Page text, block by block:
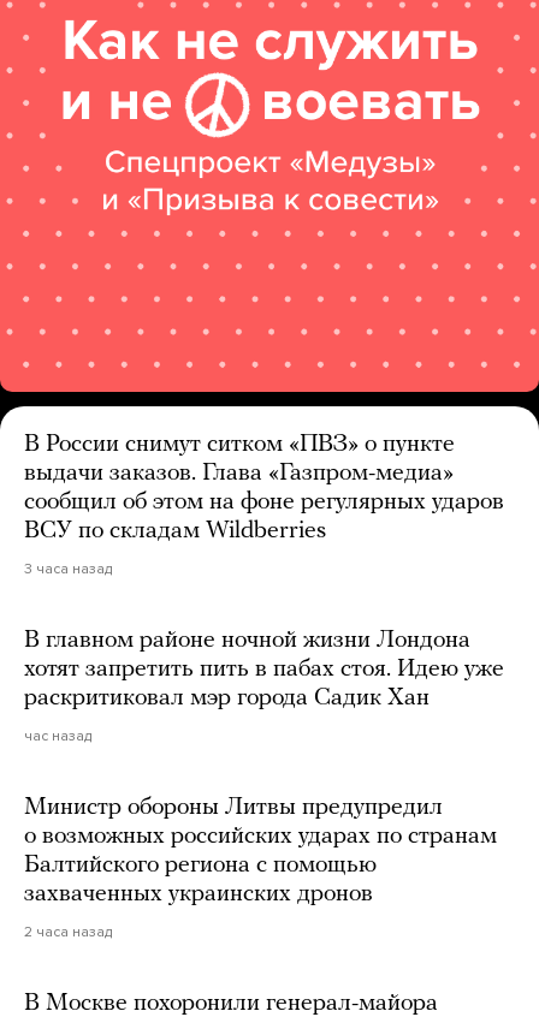
В России снимут ситком «ПВЗ» о пункте
выдачи заказов. Глава «Газпром-медиа»
сообщил об этом на фоне регулярных ударов
ВСУ по складам Wildberries
3 часа назад
В главном районе ночной жизни Лондона
хотят запретить пить в пабах стоя. Идею уже
раскритиковал мэр города Садик Хан
час назад
Министр обороны Литвы предупредил
о возможных российских ударах по странам
Балтийского региона с помощью
захваченных украинских дронов
2 часа назад
В Москве похоронили генерал-майора